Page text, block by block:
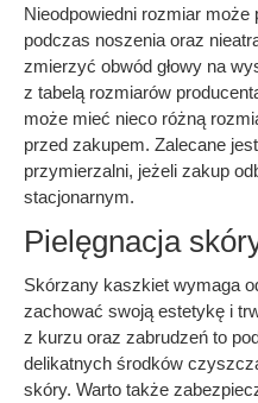
Nieodpowiedni rozmiar
podczas noszenia oraz
zmierzyć obwód głowy na
z tabelą rozmiarów
może mieć nieco różną
przed zakupem. Zalecane
przymierzalni, jeżeli zakup
stacjonarnym.
Pielęgnacja
Skórzany kaszkiet wymaga
zachować swoją estetykę i
z kurzu oraz zabrudzeń to
delikatnych środków
skóry. Warto także